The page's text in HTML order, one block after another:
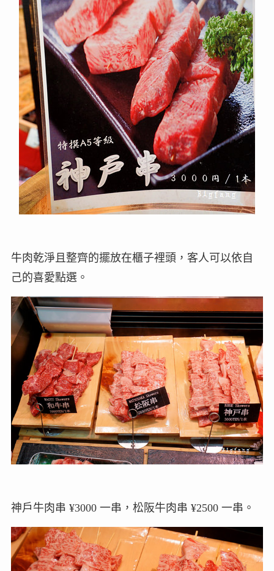
牛肉乾淨且整齊的擺放在櫃子裡頭，客人可以依自
己的喜愛點選。
神戶牛肉串 ¥3000 一串，松阪牛肉串 ¥2500 一串。